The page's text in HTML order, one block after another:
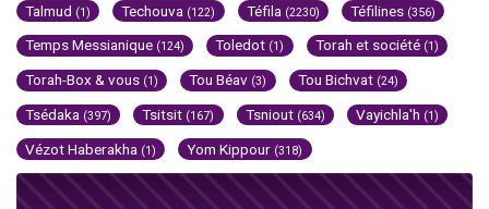
Talmud (1) Techouva (122) Téfila (2230) Téfilines (356)
Temps Messianique (124) Toledot (1) Torah et société (1)
Torah-Box & vous (1) Tou Béav (3) Tou Bichvat (24)
Tsédaka (397) Tsitsit (167) Tsniout (634) Vayichla'h (1)
Vézot Haberakha (1) Yom Kippour (318)